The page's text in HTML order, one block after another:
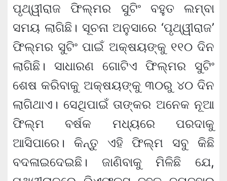
ପୃଥ୍ୱୀରାଜ ଫିଲ୍ମର ସୁଟିଂ ବହୁତ ଲମ୍ବା
ସମୟ ଲାଗିଛି। ସୂଚନା ଅନୁସାରେ ‘ପୃଥ୍ୱୀରାଜ’
ଫିଲ୍ମର ସୁଟିଂ ପାଇଁ ଅକ୍ଷୟଙ୍କୁ ୧୧୦ ଦିନ
ଲାଗିଛି। ସାଧାରଣ ଗୋଟିଏ ଫିଲ୍ମର ସୁଟିଂ
ଶେଷ କରିବାକୁ ଅକ୍ଷୟଙ୍କୁ ୩୦ରୁ ୪୦ ଦିନ
ଲାଗିଥାଏ। ସେଥିପାଇଁ ତାଙ୍କର ଅନେକ ନୂଆ
ଫିଲ୍ମ ବର୍ଷକ ମଧ୍ୟରେ ପରଦାକୁ
ଆସିପାରେ। କିନ୍ତୁ ଏହି ଫିଲ୍ମ ସବୁ କିଛି
ବଦଳାଇଦେଇଛି। ଜାଣିବାକୁ ମିଳିଛି ଯେ,